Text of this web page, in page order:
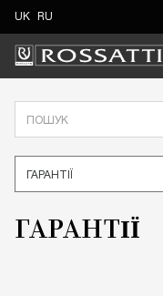
UK RU
ГАРАНТІЇ
ГАРАНТІЇ